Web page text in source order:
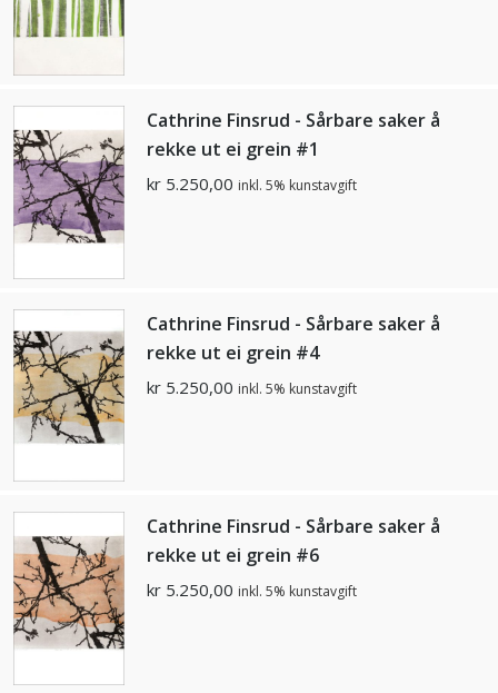
Cathrine Finsrud - Sårbare saker å
rekke ut ei grein #1
kr 5.250,00 inkl. 5% kunstavgift
Cathrine Finsrud - Sårbare saker å
rekke ut ei grein #4
kr 5.250,00 inkl. 5% kunstavgift
Cathrine Finsrud - Sårbare saker å
rekke ut ei grein #6
kr 5.250,00 inkl. 5% kunstavgift